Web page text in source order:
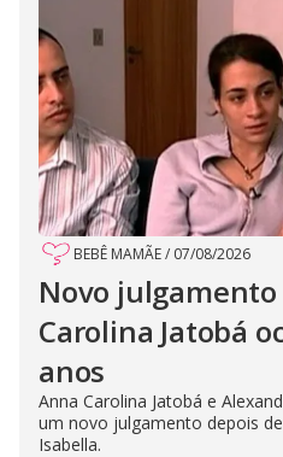
BEBÊ MAMÃE/ 07/08/2026
Novo
Carolina Jatobá
anos
Anna Carolina Jatobá e
um novo julgamento depois
Isabella.